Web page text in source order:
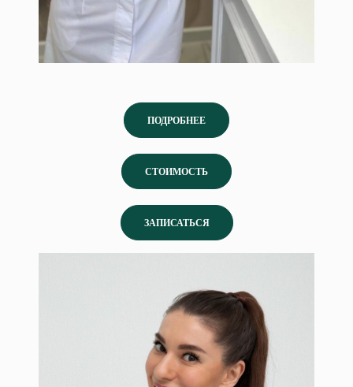
ПОДРОБНЕЕ
СТОИМОСТЬ
ЗАПИСАТЬСЯ